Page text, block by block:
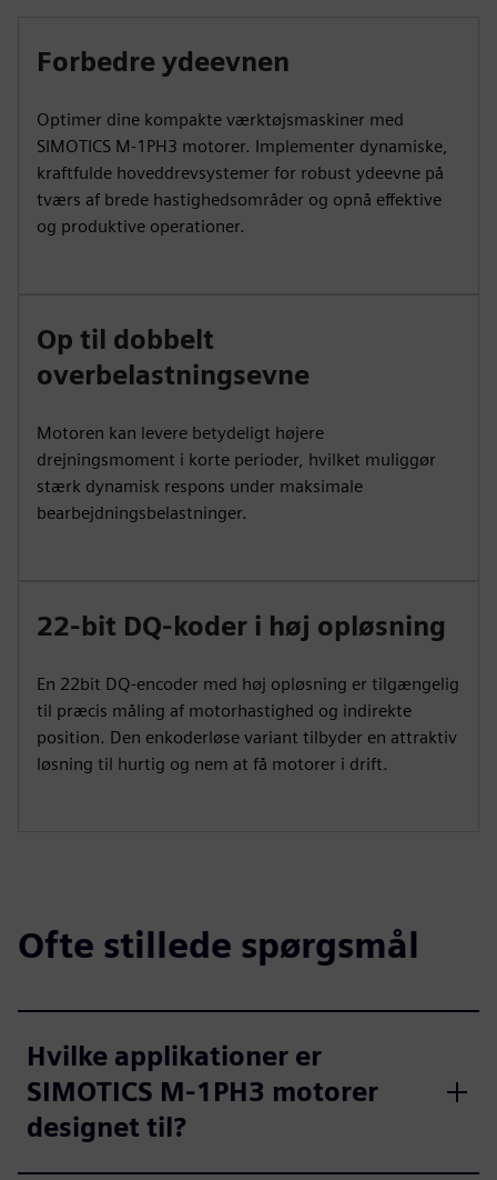
Forbedre ydeevnen
Optimer dine kompakte værktøjsmaskiner med
SIMOTICS M-1PH3 motorer. Implementer dynamiske,
kraftfulde hoveddrevsystemer for robust ydeevne på
tværs af brede hastighedsområder og opnå effektive
og produktive operationer.
Op til dobbelt
overbelastningsevne
Motoren kan levere betydeligt højere
drejningsmoment i korte perioder, hvilket muliggør
stærk dynamisk respons under maksimale
bearbejdningsbelastninger.
22-bit DQ-koder i høj opløsning
En 22bit DQ-encoder med høj opløsning er tilgængelig
til præcis måling af motorhastighed og indirekte
position. Den enkoderløse variant tilbyder en attraktiv
løsning til hurtig og nem at få motorer i drift.
Ofte stillede spørgsmål
Hvilke applikationer er
SIMOTICS M-1PH3 motorer
designet til?